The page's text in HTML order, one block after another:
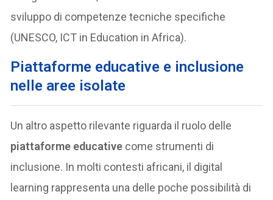
sviluppo di competenze tecniche specifiche
(UNESCO, ICT in Education in Africa).
Piattaforme educative e inclusione
nelle aree isolate
Un altro aspetto rilevante riguarda il ruolo delle
piattaforme educative come strumenti di
inclusione. In molti contesti africani, il digital
learning rappresenta una delle poche possibilità di